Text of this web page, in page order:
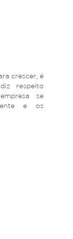
crescer, é
respeito
se
e os